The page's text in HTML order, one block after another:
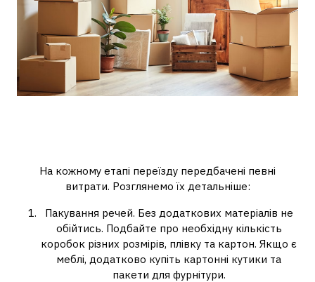
На кожному етапі переїзду передбачені певні
витрати. Розглянемо їх детальніше:
Пакування речей. Без додаткових матеріалів не
обійтись. Подбайте про необхідну кількість
коробок різних розмірів, плівку та картон. Якщо є
меблі, додатково купіть картонні кутики та
пакети для фурнітури.